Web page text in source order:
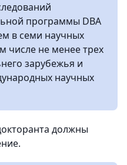
программы DBA
в семи научных
числе не менее трех
зарубежья и
научных
должны